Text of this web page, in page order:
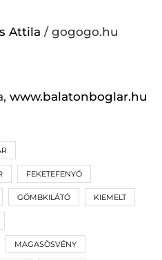
Attila / gogogo.hu
www.balatonboglar.hu
FEKETEFENYŐ
GÖMBKILÁTÓ KIEMELT
MAGASÖSVÉNY